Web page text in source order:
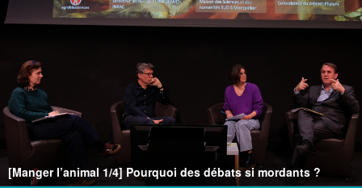
[Manger l’animal 1/4] Pourquoi des débats si mordants ?